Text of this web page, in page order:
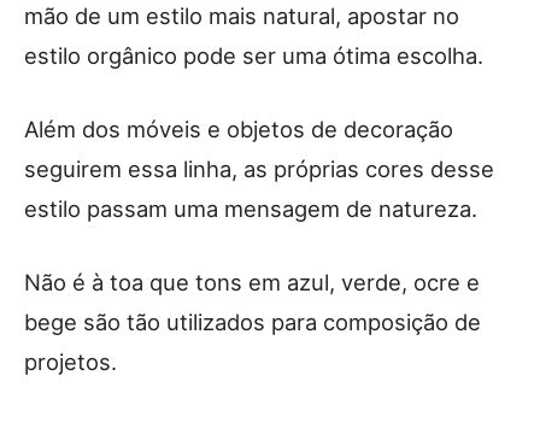
mão de um estilo mais natural, apostar no
estilo orgânico pode ser uma ótima escolha.
Além dos móveis e objetos de decoração
seguirem essa linha, as próprias cores desse
estilo passam uma mensagem de natureza.
Não é à toa que tons em azul, verde, ocre e
bege são tão utilizados para composição de
projetos.